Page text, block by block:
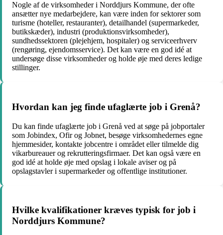
Nogle af de virksomheder i Norddjurs Kommune, der ofte
ansætter nye medarbejdere, kan være inden for sektorer som
turisme (hoteller, restauranter), detailhandel (supermarkeder,
butikskæder), industri (produktionsvirksomheder),
sundhedssektoren (plejehjem, hospitaler) og serviceerhverv
(rengøring, ejendomsservice). Det kan være en god idé at
undersøge disse virksomheder og holde øje med deres ledige
stillinger.
Hvordan kan jeg finde ufaglærte job i Grenå?
Du kan finde ufaglærte job i Grenå ved at søge på jobportaler
som Jobindex, Ofir og Jobnet, besøge virksomhedernes egne
hjemmesider, kontakte jobcentre i området eller tilmelde dig
vikarbureauer og rekrutteringsfirmaer. Det kan også være en
god idé at holde øje med opslag i lokale aviser og på
opslagstavler i supermarkeder og offentlige institutioner.
Hvilke kvalifikationer kræves typisk for job i
Norddjurs Kommune?